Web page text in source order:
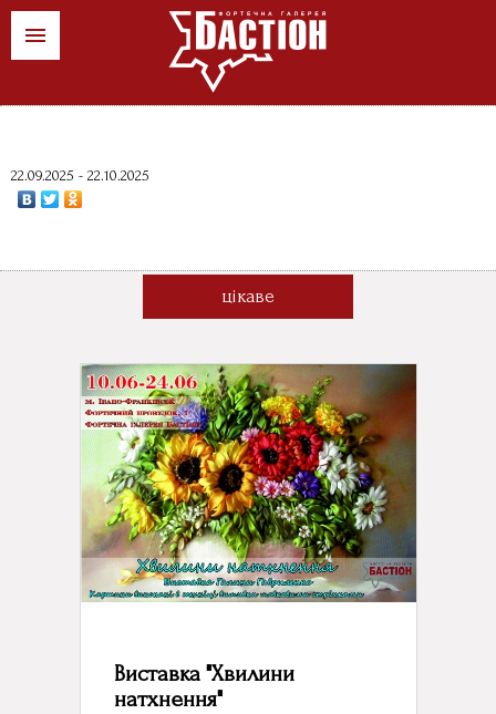
en
Sztuka wydarzenia
22.09.2025 - 22.10.2025
цікаве
Виставка "Хвилини
натхнення"